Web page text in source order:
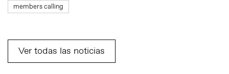
members calling
Ver todas las noticias